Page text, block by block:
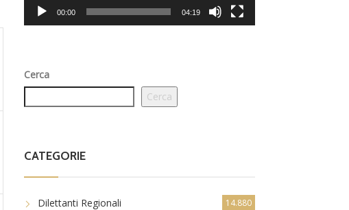
00:00 04:19
Cerca
Cerca
CATEGORIE
Dilettanti Regionali 14.880